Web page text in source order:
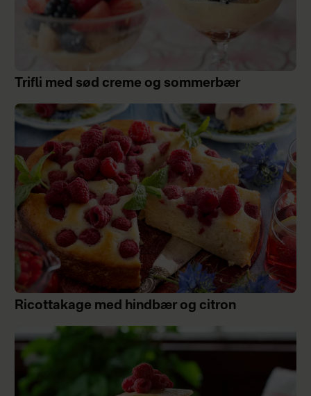
Trifli med sød creme og sommerbær
Ricottakage med hindbær og citron